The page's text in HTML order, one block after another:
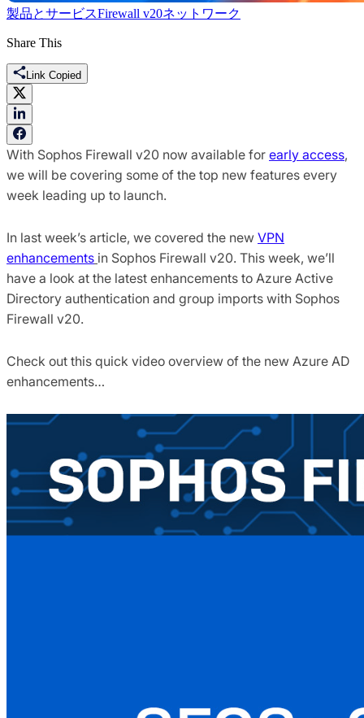
製品とサービスFirewall v20ネットワーク
Share This
Link Copied
With Sophos Firewall v20 now available for early access,
we will be covering some of the top new features every
week leading up to launch.
In last week’s article, we covered the new VPN
enhancements in Sophos Firewall v20. This week, we’ll
have a look at the latest enhancements to Azure Active
Directory authentication and group imports with Sophos
Firewall v20.
Check out this quick video overview of the new Azure AD
enhancements…